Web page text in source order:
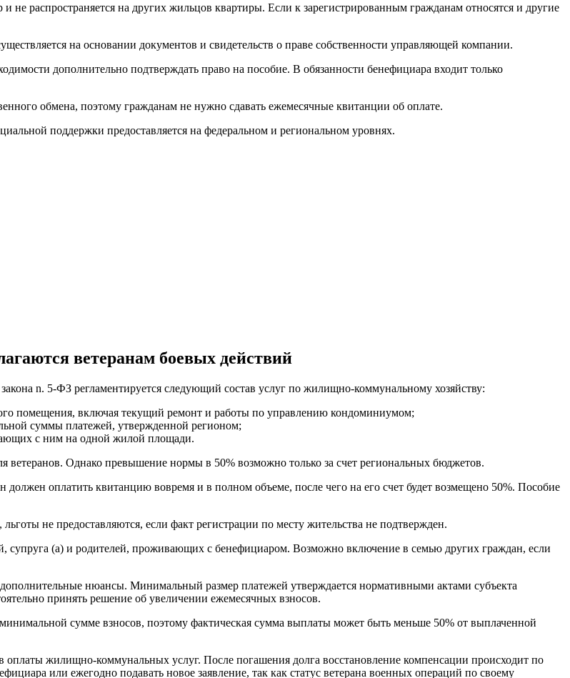
не распространяется на других жильцов квартиры. Если к зарегистрированным гражданам относятся и другие
на основании документов и свидетельств о праве собственности управляющей компании.
дополнительно подтверждать право на пособие. В обязанности бенефициара входит только
обмена, поэтому гражданам не нужно сдавать ежемесячные квитанции об оплате.
поддержки предоставляется на федеральном и региональном уровнях.
ветеранам боевых действий
n. 5-ФЗ регламентируется следующий состав услуг по жилищно-коммунальному хозяйству:
помещения, включая текущий ремонт и работы по управлению кондоминиумом;
суммы платежей, утвержденной регионом;
с ним на одной жилой площади.
ветеранов. Однако превышение нормы в 50% возможно только за счет региональных бюджетов.
оплатить квитанцию ​​вовремя и в полном объеме, после чего на его счет будет возмещено 50%. Пособие
не предоставляются, если факт регистрации по месту жительства не подтвержден.
супруга (а) и родителей, проживающих с бенефициаром. Возможно включение в семью других граждан, если
нюансы. Минимальный размер платежей утверждается нормативными актами субъекта
принять решение об увеличении ежемесячных взносов.
сумме взносов, поэтому фактическая сумма выплаты может быть меньше 50% от выплаченной
оплаты жилищно-коммунальных услуг. После погашения долга восстановление компенсации происходит по
или ежегодно подавать новое заявление, так как статус ветерана военных операций по своему